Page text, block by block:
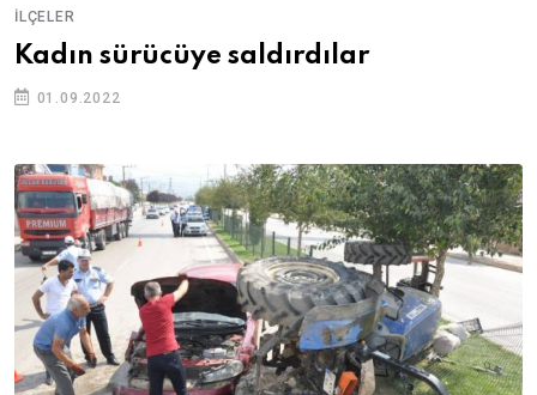
İLÇELER
Kadın sürücüye saldırdılar
01.09.2022